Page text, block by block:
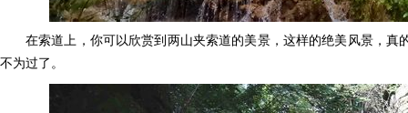
在索道上，你可以欣赏到两山夹索道的美景，这样的绝美风景，真
不为过了。